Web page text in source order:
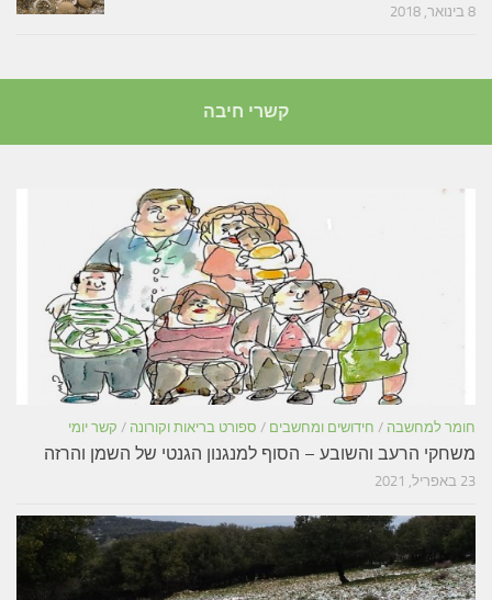
8 בינואר, 2018
קשרי חיבה
חומר למחשבה / חידושים ומחשבים / ספורט בריאות וקורונה / קשר יומי
משחקי הרעב והשובע – הסוף למנגנון הגנטי של השמן והרזה
23 באפריל, 2021